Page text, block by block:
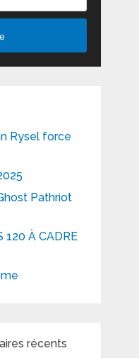
Rysel force
Pathriot
120 À CADRE
récents